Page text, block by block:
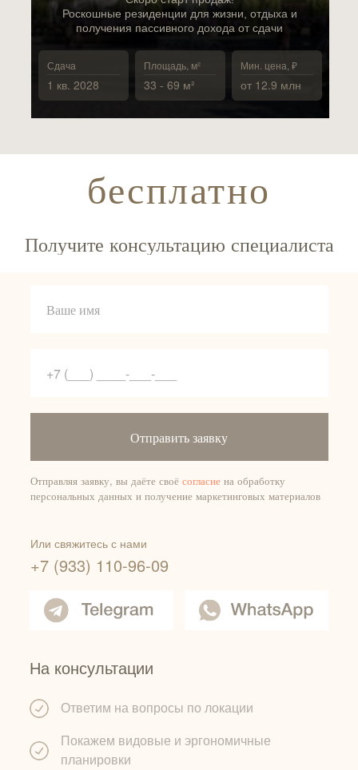
от 12.9 млн
Мин. цена, ₽
33 - 69 м²
Площадь, м²
1 кв. 2028
Сдача
Роскошные резиденции для жизни, отдыха и
получения пассивного дохода от сдачи
бесплатно
Получите консультацию специалиста
Отправить заявку
Отправляя заявку, вы даёте своё согласиена обработку
персональных данных и получение маркетинговых материалов
Покажем видовые и эргономичные
планировки
Ответим на вопросы по локации
На консультации
+7 (933) 110-96-09
Или свяжитесь с нами